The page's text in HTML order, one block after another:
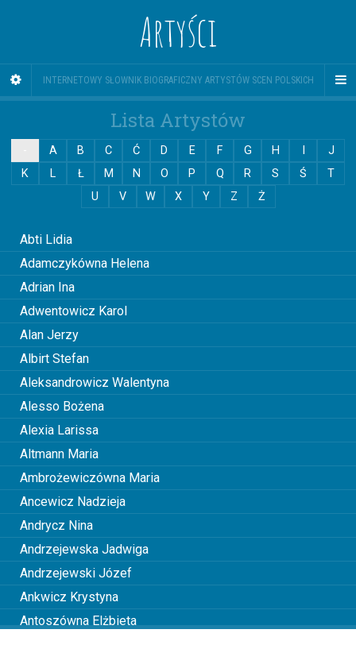
Artyści
INTERNETOWY SŁOWNIK BIOGRAFICZNY ARTYSTÓW SCEN POLSKICH
Lista Artystów
A B C Ć D E F G H
J
K
L Ł M N O P Q R S Ś
T
U
V W X Y Z Ż
Abti Lidia
Adamczykówna Helena
Adrian Ina
Adwentowicz Karol
Alan Jerzy
Albirt Stefan
Aleksandrowicz Walentyna
Alesso Bożena
Alexia Larissa
Altmann Maria
Ambrożewiczówna Maria
Ancewicz Nadzieja
Andrycz Nina
Andrzejewska Jadwiga
Andrzejewski Józef
Ankwicz Krystyna
Antoszówna Elżbieta